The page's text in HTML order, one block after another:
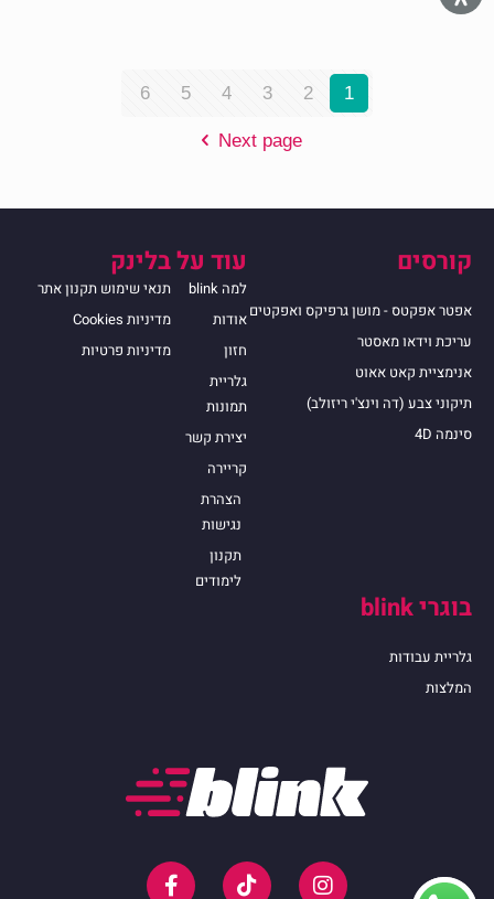
1
2
3
4
5
6
Next page
קורסים
אפטר אפקטס - מושן גרפיקס ואפקטים
עריכת וידאו מאסטר
אנימציית קאט אאוט
תיקוני צבע (דה וינצ'י ריזולב)
סינמה 4D
עוד על בלינק
למה blink
אודות
חזון
גלריית
תמונות
יצירת קשר
קריירה
הצהרת
נגישות
תקנון
לימודים
תנאי שימוש תקנון אתר
מדיניות Cookies
מדיניות פרטיות
בוגרי blink
גלריית עבודות
המלצות